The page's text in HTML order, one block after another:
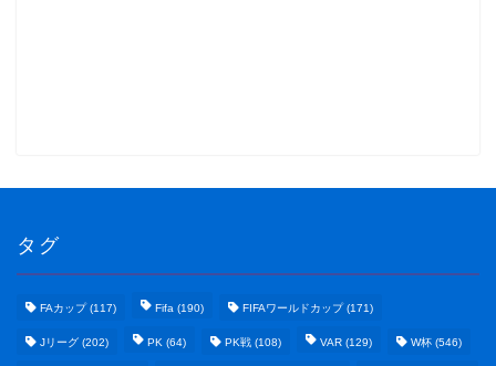
タグ
FAカップ(117) Fifa (190) FIFAワールドカップ(171)
Jリーグ (202) PK (64) PK戦 (108) VAR (129) W杯 (546)